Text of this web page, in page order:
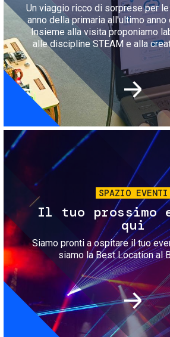
Un viaggio ricco di sorprese per
anno della primaria all'ultimo anno
Insieme alla visita proponiamo
alle discipline STEAM e alla
SPAZIO EVENTI
Il tuo prossimo
qui
Siamo pronti a ospitare il tuo
siamo la Best Location al